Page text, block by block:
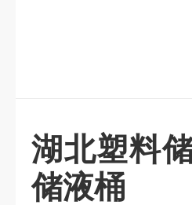
湖北塑料
储液桶